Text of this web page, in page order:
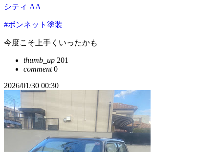
シティ AA
#ボンネット塗装
今度こそ上手くいったかも
thumb_up 201
comment0
2026/01/30 00:30